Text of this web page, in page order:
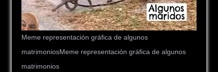
Meme representación gráfica de algunos
matrimoniosMeme representación gráfica de algunos
matrimonios